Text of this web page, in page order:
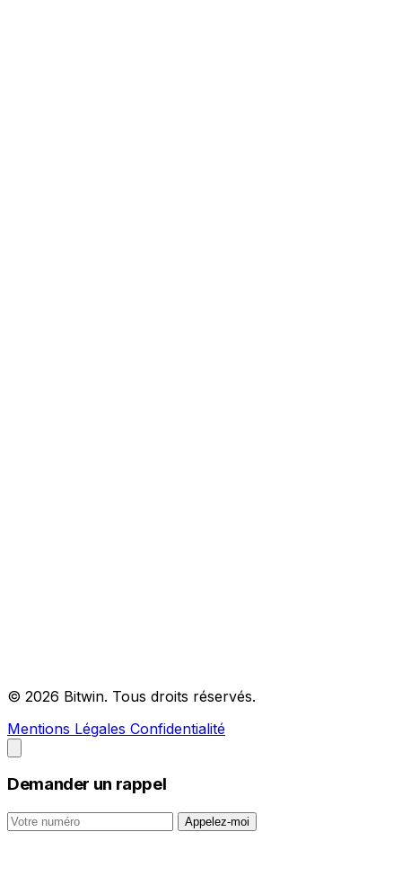
© 2026 Bitwin. Tous droits réservés.
Mentions Légales Confidentialité
Demander un rappel
Appelez-moi